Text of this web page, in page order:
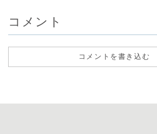
コメント
コメントを書き込む